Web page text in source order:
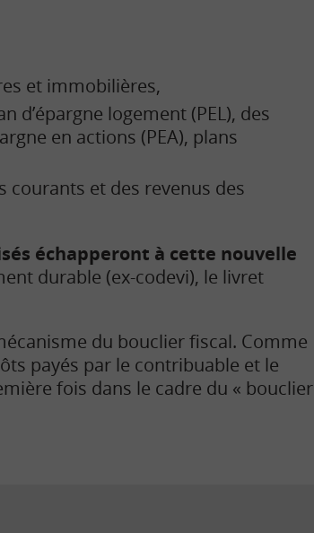
et immobilières,
d’épargne logement (PEL), des
en actions (PEA), plans
courants et des revenus des
échapperont à cette nouvelle
durable (ex-codevi), le livret
du bouclier fiscal. Comme
payés par le contribuable et le
fois dans le cadre du « bouclier